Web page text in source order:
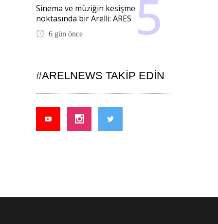
Sinema ve müziğin kesişme
noktasında bir Arelli: ARES
6 gün önce
#ARELNEWS TAKIP EDIN